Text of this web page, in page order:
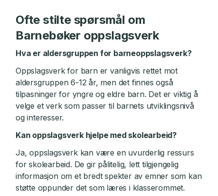
Ofte stilte spørsmål om
Barnebøker oppslagsverk
Hva er aldersgruppen for barneoppslagsverk?
Oppslagsverk for barn er vanligvis rettet mot
aldersgruppen 6-12 år, men det finnes også
tilpasninger for yngre og eldre barn. Det er viktig å
velge et verk som passer til barnets utviklingsnivå
og interesser.
Kan oppslagsverk hjelpe med skolearbeid?
Ja, oppslagsverk kan være en uvurderlig ressurs
for skolearbeid. De gir pålitelig, lett tilgjengelig
informasjon om et bredt spekter av emner som kan
støtte oppunder det som læres i klasserommet.